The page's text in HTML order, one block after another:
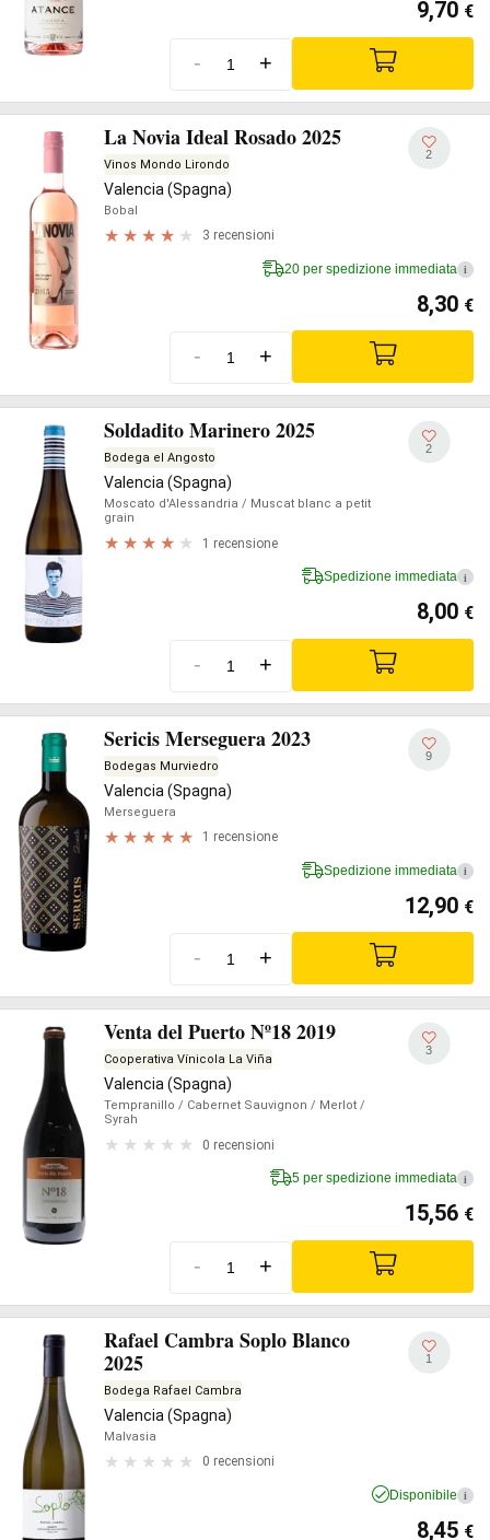
9,70 €
- +
La Novia Ideal Rosado 2025
Vinos Mondo Lirondo
Valencia (Spagna)
Bobal
3 recensioni
2
20 per spedizione immediata i
8,30 €
- +
Soldadito Marinero 2025
Bodega el Angosto
Valencia (Spagna)
Moscato d'Alessandria / Muscat blanc a petit
grain
1 recensione
2
Spedizione immediata i
8,00 €
- +
Sericis Merseguera 2023
Bodegas Murviedro
Valencia (Spagna)
Merseguera
1 recensione
9
Spedizione immediata i
12,90 €
- +
Venta del Puerto Nº18 2019
Cooperativa Vínicola La Viña
Valencia (Spagna)
Tempranillo / Cabernet Sauvignon / Merlot /
Syrah
0 recensioni
3
5 per spedizione immediata i
15,56 €
- +
Rafael Cambra Soplo Blanco
2025
Bodega Rafael Cambra
Valencia (Spagna)
Malvasia
0 recensioni
1
Disponibile i
8,45 €